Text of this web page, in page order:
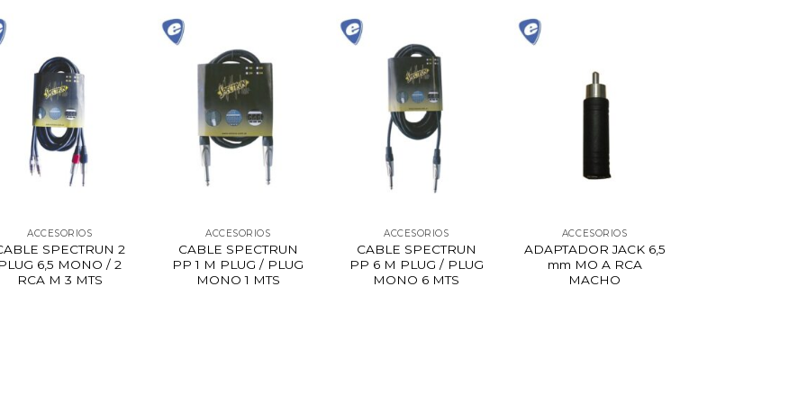
ACCESORIOS
SPECTRUN 2
PLUG 6,5 MONO / 2
RCA M 3 MTS
ACCESORIOS
CABLE SPECTRUN
PP 1 M PLUG / PLUG
MONO 1 MTS
ACCESORIOS
CABLE SPECTRUN
PP 6 M PLUG / PLUG
MONO 6 MTS
ACCESORIOS
ADAPTADOR JACK 6,5
mm MO A RCA
MACHO